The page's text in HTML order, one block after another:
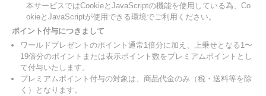
本サービスではCookieとJavaScriptの機能を使用している為、Co
okieとJavaScriptが使用できる環境でご利用ください。
ポイント付与につきまして
ワールドプレゼントのポイント通常1倍分に加え、上乗せとなる1〜
19倍分のポイントまたは表示ポイント数をプレミアムポイントとし
て付与いたします。
プレミアムポイント付与の対象は、商品代金のみ（税・送料等を除
く）となります。